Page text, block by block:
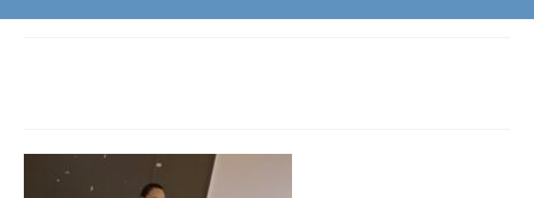
Infos Pratiques